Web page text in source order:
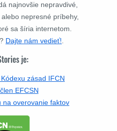
najnovšie nepravdivé,
nepresné príbehy,
sa šíria internetom.
Dajte nám vedieť!.
je:
zásad IFCN
EFCSN
na overovanie faktov